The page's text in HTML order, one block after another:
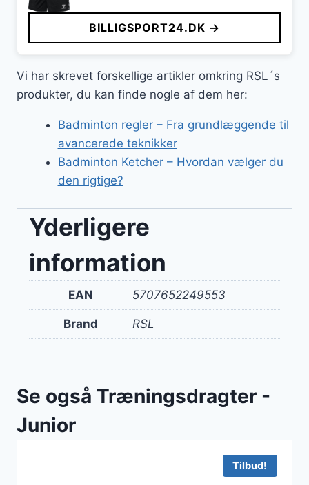
BILLIGSPORT24.DK →
Vi har skrevet forskellige artikler omkring RSL´s
produkter, du kan finde nogle af dem her:
Badminton regler – Fra grundlæggende til
avancerede teknikker
Badminton Ketcher – Hvordan vælger du
den rigtige?
Yderligere
information
EAN 5707652249553
Brand RSL
Se også Træningsdragter -
Junior
Tilbud!